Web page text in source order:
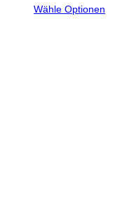
Wähle Optionen